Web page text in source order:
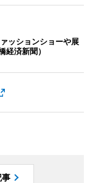
ッションショーや展
経済新聞）
事